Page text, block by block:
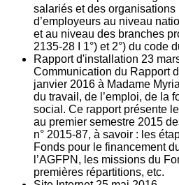
salariés et des
d’employeurs au niveau
et au niveau des branches
2135‐28 I 1°) et 2°) du code
Rapport d'installation 23
Communication du Rapport
janvier 2016 à Madame
du travail, de l’emploi, de la
social. Ce rapport présente
au premier semestre 2015
n° 2015-87, à savoir : les
Fonds pour le financement
l’AGFPN, les missions du
premières répartitions, etc.